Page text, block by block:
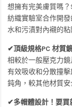
想擁有完美膚質嗎？
紡織實驗室合作開
水和污漬對內襯的粘
✔頂級規格PC 材質
相較於一般壓克力
有效吸收和分散撞
鈍角，較其他材質安
✔多帽體設計！要買